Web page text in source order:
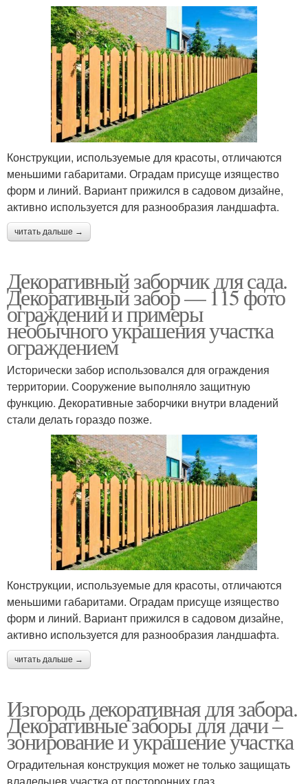
Конструкции, используемые для красоты, отличаются
меньшими габаритами. Оградам присуще изящество
форм и линий. Вариант прижился в садовом дизайне,
активно используется для разнообразия ландшафта.
читать дальше →
Декоративный заборчик для сада.
Декоративный забор — 115 фото
ограждений и примеры
необычного украшения участка
ограждением
Исторически забор использовался для ограждения
территории. Сооружение выполняло защитную
функцию. Декоративные заборчики внутри владений
стали делать гораздо позже.
Конструкции, используемые для красоты, отличаются
меньшими габаритами. Оградам присуще изящество
форм и линий. Вариант прижился в садовом дизайне,
активно используется для разнообразия ландшафта.
читать дальше →
Изгородь декоративная для забора.
Декоративные заборы для дачи –
зонирование и украшение участка
Оградительная конструкция может не только защищать